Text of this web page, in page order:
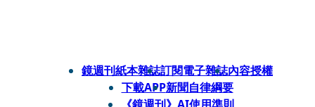
鏡週刊紙本雜誌訂閱電子雜誌內容授權
下載APP新聞自律綱要